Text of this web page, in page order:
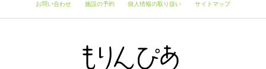
お問い合わせ 施設の予約 個人情報の取り扱い サイトマップ